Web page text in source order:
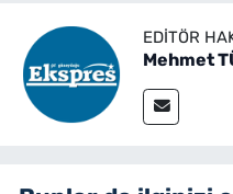
EDITÖR
Mehmet